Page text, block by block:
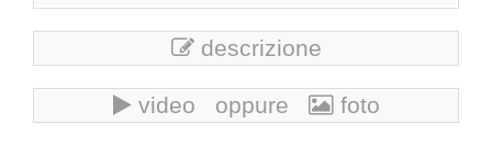
descrizione
video oppure foto